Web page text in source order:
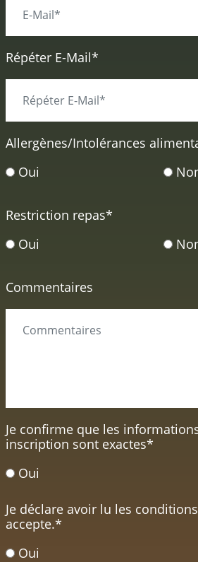
Répéter E-Mail*
Allergènes/Intolérances
Oui
Restriction repas*
Oui
Commentaires
Je confirme que les
inscription sont exactes*
Oui
Je déclare avoir lu les
accepte.*
Oui